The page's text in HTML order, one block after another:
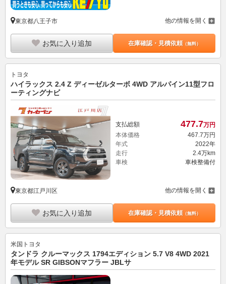
東京都八王子市 他の情報を開く
お気に入り追加 在庫確認・見積依頼（無料）
トヨタ
ハイラックス 2.4 Z ディーゼルターボ 4WD アルパイン11型フロ
ーティングナビ
支払総額 477.7万円
本体価格
467. 7万円
年式
2022年
走行
2.4万km
車検
車検整備付
東京都江戸川区 他の情報を開く
お気に入り追加 在庫確認・見積依頼（無料）
米国トヨタ
タンドラ クルーマックス 1794エディション 5.7 V8 4WD 2021
年モデル SR GIBSONマフラー JBLサ